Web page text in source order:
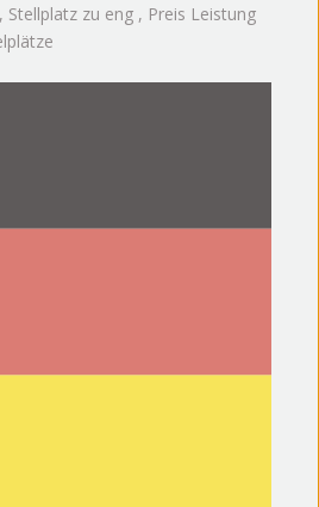
Stellplatz zu eng , Preis Leistung